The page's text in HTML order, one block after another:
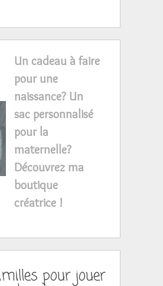
Un cadeau à faire
pour une
naissance? Un
sac personnalisé
pour la
maternelle?
Découvrez ma
boutique
créatrice !
pour jouer